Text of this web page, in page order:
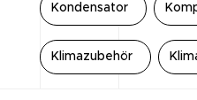
Kondensator
Klimazubehör